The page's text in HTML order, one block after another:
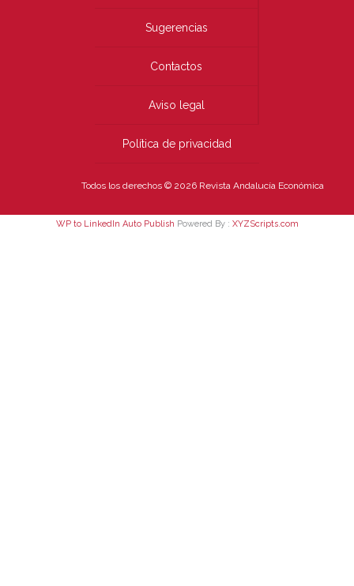
Sugerencias
Contactos
Aviso legal
Política de privacidad
Todos los derechos © 2026 Revista Andalucía Económica
WP to LinkedIn Auto Publish Powered By : XYZScripts.com